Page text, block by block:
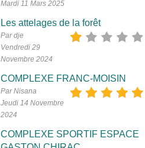
Mardi 11 Mars 2025
Les attelages de la forêt
Par dje
Vendredi 29
Novembre 2024
COMPLEXE FRANC-MOISIN
Par Nisana
Jeudi 14 Novembre
2024
COMPLEXE SPORTIF ESPACE